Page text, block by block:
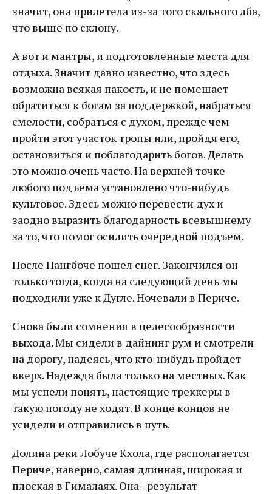
значит, она прилетела из-за того скального лба,
что выше по склону.
А вот и мантры, и подготовленные места для
отдыха. Значит давно известно, что здесь
возможна всякая пакость, и не помешает
обратиться к богам за поддержкой, набраться
смелости, собраться с духом, прежде чем
пройти этот участок тропы или, пройдя его,
остановиться и поблагодарить богов. Делать
это можно очень часто. На верхней точке
любого подъема установлено что-нибудь
культовое. Здесь можно перевести дух и
заодно выразить благодарность всевышнему
за то, что помог осилить очередной подъем.
После Пангбоче пошел снег. Закончился он
только тогда, когда на следующий день мы
подходили уже к Дугле. Ночевали в Периче.
Снова были сомнения в целесообразности
выхода. Мы сидели в дайнинг рум и смотрели
на дорогу, надеясь, что кто-нибудь пройдет
вверх. Надежда была только на местных. Как
мы успели понять, настоящие треккеры в
такую погоду не ходят. В конце концов не
усидели и отправились в путь.
Долина реки Лобуче Кхола, где располагается
Периче, наверно, самая длинная, широкая и
плоская в Гималаях. Она - результат